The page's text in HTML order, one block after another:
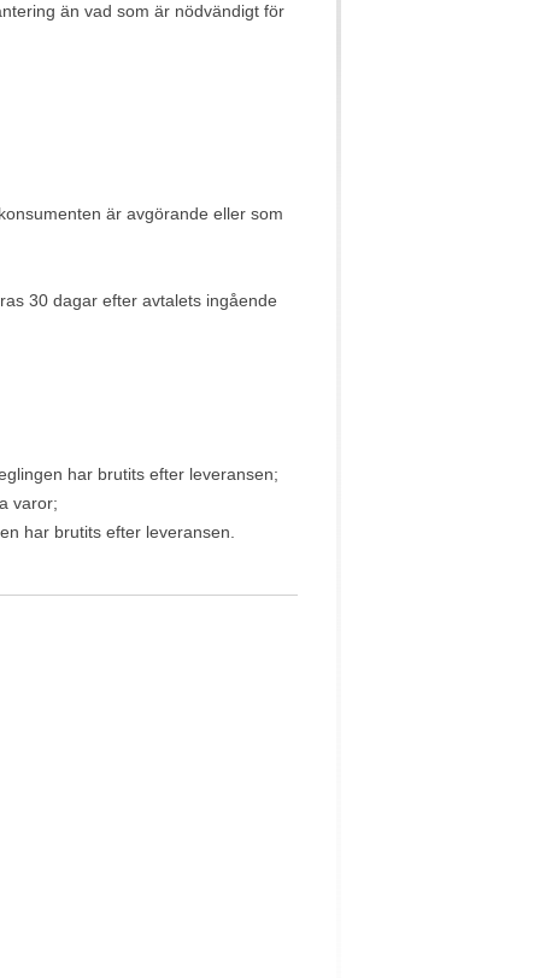
än vad som är nödvändigt för
är avgörande eller som
30 dagar efter avtalets ingående
har brutits efter leveransen;
varor;
har brutits efter leveransen.